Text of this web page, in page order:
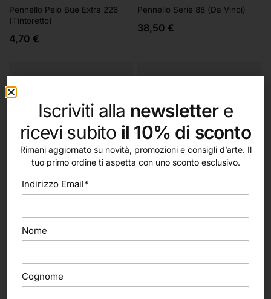
Pennello Pelo Bue Extra 226
(Tintoretto)
4,70 €
Pennello Serie 88 (Da Vinci)
38,50 €
Scegli
Martora Kolinsky Siberiana n°
37 (Tintoretto)
Pennello Pelo Bue Extra 999
Iscriviti alla newslettere
ricevi subito il 10% di sconto
Rimani aggiornato su novità, promozioni e consigli d’arte. Il
tuo primo ordine ti aspetta con uno sconto esclusivo.
Indirizzo Email*
Nome
Cognome